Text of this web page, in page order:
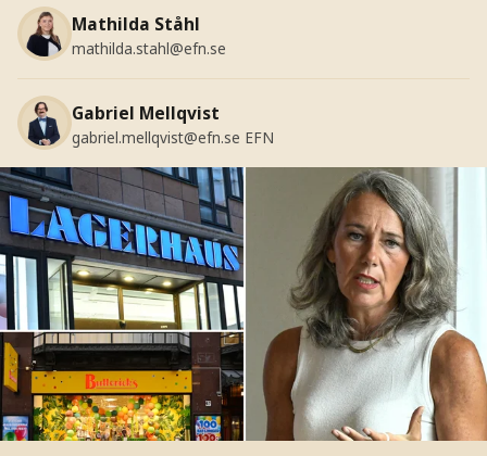
Mathilda Ståhl
mathilda.stahl@efn.se
Gabriel Mellqvist
gabriel.mellqvist@efn.se EFN